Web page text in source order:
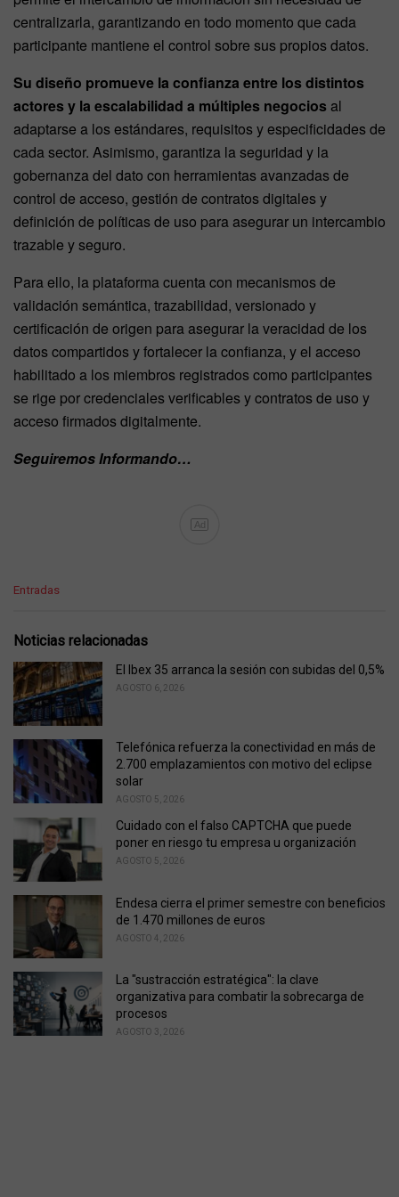
centralizarla, garantizando en todo momento que cada
participante mantiene el control sobre sus propios datos.
Su diseño promueve la confianza entre los distintos
actores y la escalabilidad a múltiples negocios al
adaptarse a los estándares, requisitos y especificidades de
cada sector. Asimismo, garantiza la seguridad y la
gobernanza del dato con herramientas avanzadas de
control de acceso, gestión de contratos digitales y
definición de políticas de uso para asegurar un intercambio
trazable y seguro.
Para ello, la plataforma cuenta con mecanismos de
validación semántica, trazabilidad, versionado y
certificación de origen para asegurar la veracidad de los
datos compartidos y fortalecer la confianza, y el acceso
habilitado a los miembros registrados como participantes
se rige por credenciales verificables y contratos de uso y
acceso firmados digitalmente.
Seguiremos Informando…
Ad
C
e
o
r
i
e
:
Entradas
Noticias relacionadas
El Ibex 35 arranca la sesión con subidas del 0,5%
AGOSTO 6, 2026
Telefónica refuerza la conectividad en más de
2.700 emplazamientos con motivo del eclipse
solar
AGOSTO 5, 2026
Cuidado con el falso CAPTCHA que puede
poner en riesgo tu empresa u organización
AGOSTO 5, 2026
Endesa cierra el primer semestre con beneficios
de 1.470 millones de euros
AGOSTO 4, 2026
La "sustracción estratégica": la clave
organizativa para combatir la sobrecarga de
procesos
AGOSTO 3, 2026